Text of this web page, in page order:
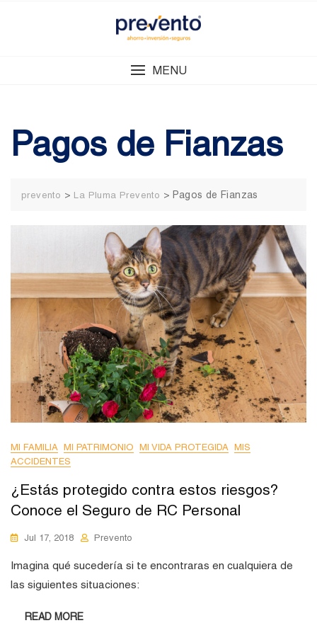
MENU
Pagos de Fianzas
prevento > La Pluma Prevento > Pagos de Fianzas
MI FAMILIA MI PATRIMONIO MI VIDA PROTEGIDA MIS
ACCIDENTES
¿Estás protegido contra estos riesgos?
Conoce el Seguro de RC Personal
Jul 17, 2018 Prevento
Imagina qué sucedería si te encontraras en cualquiera de
las siguientes situaciones:
READ MORE